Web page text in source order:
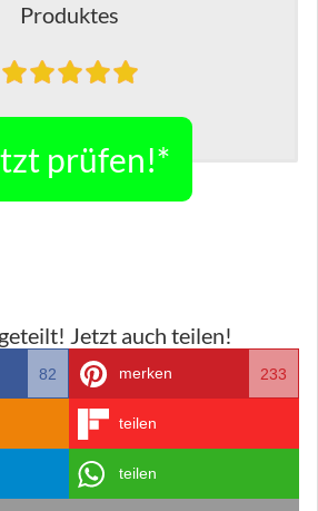
Produktes
prüfen!*
Jetzt auch teilen!
82 merken 233
teilen
teilen